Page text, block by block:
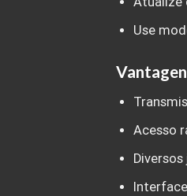
Use
Acesso